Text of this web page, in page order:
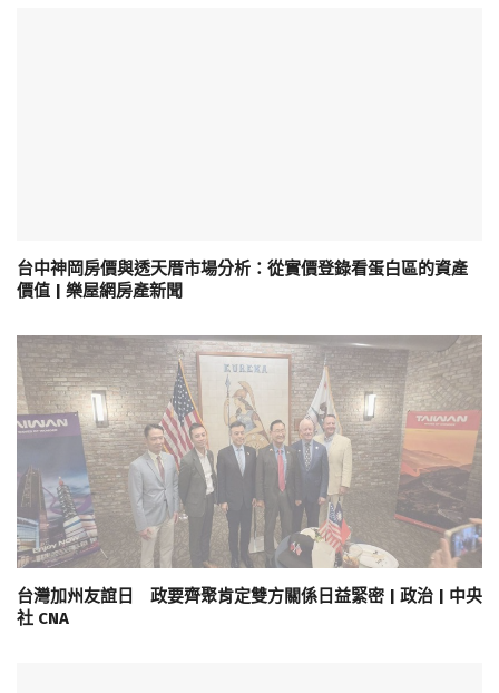
台中神岡房價與透天厝市場分析：從實價登錄看蛋白區的資產
價值 | 樂屋網房產新聞
台灣加州友誼日 政要齊聚肯定雙方關係日益緊密 | 政治 | 中央
社 CNA